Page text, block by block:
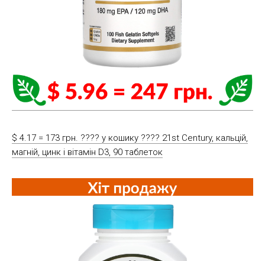
$ 4.17 = 173 грн. ????️ у кошику ????️ 21st Century, кальцій,
магній, цинк і вітамін D3, 90 таблеток